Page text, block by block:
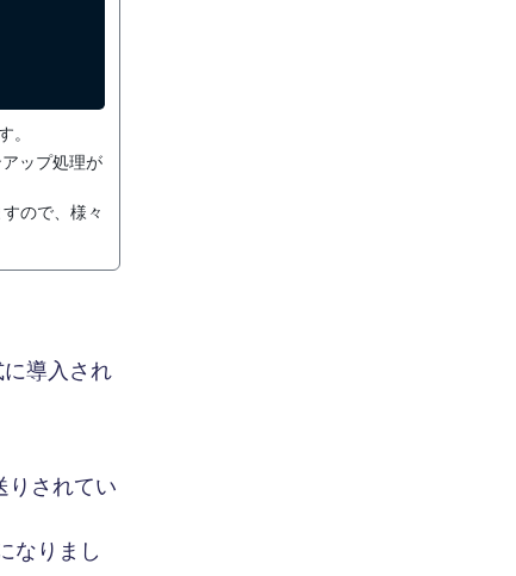
。
ップ処理が
ので、様々
導入され
りされてい
なりまし